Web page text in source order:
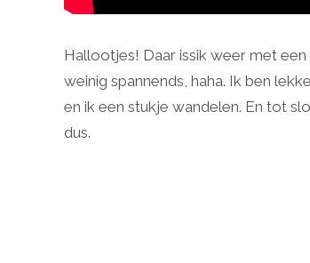
Hallootjes! Daar issik weer met
weinig spannends, haha. Ik ben
en ik een stukje wandelen. En tot
dus.